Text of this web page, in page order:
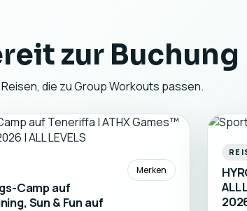
zur Buchung
die zu Group Workouts passen.
Camp auf
Sun & Fun auf
Merken
ALL